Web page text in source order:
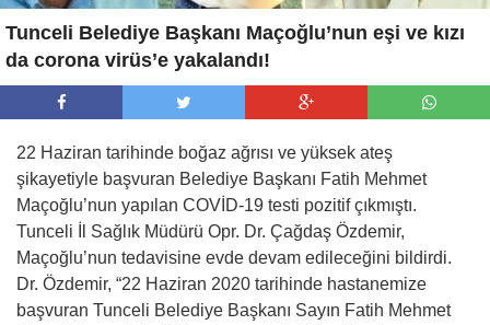
Tunceli Belediye Başkanı Maçoğlu’nun eşi ve kızı
da corona virüs’e yakalandı!
22 Haziran tarihinde boğaz ağrısı ve yüksek ateş
şikayetiyle başvuran Belediye Başkanı Fatih Mehmet
Maçoğlu’nun yapılan COVİD-19 testi pozitif çıkmıştı.
Tunceli İl Sağlık Müdürü Opr. Dr. Çağdaş Özdemir,
Maçoğlu’nun tedavisine evde devam edileceğini bildirdi.
Dr. Özdemir, “22 Haziran 2020 tarihinde hastanemize
başvuran Tunceli Belediye Başkanı Sayın Fatih Mehmet